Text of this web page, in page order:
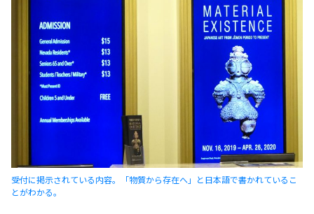
受付に掲示されている内容。「物質から存在へ」と日本語で書かれているこ
とがわかる。